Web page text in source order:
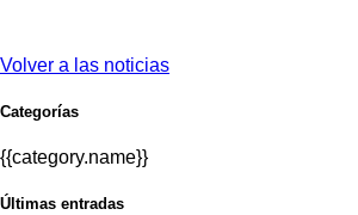
Volver a las noticias
Categorías
{{category.name}}
Últimas entradas